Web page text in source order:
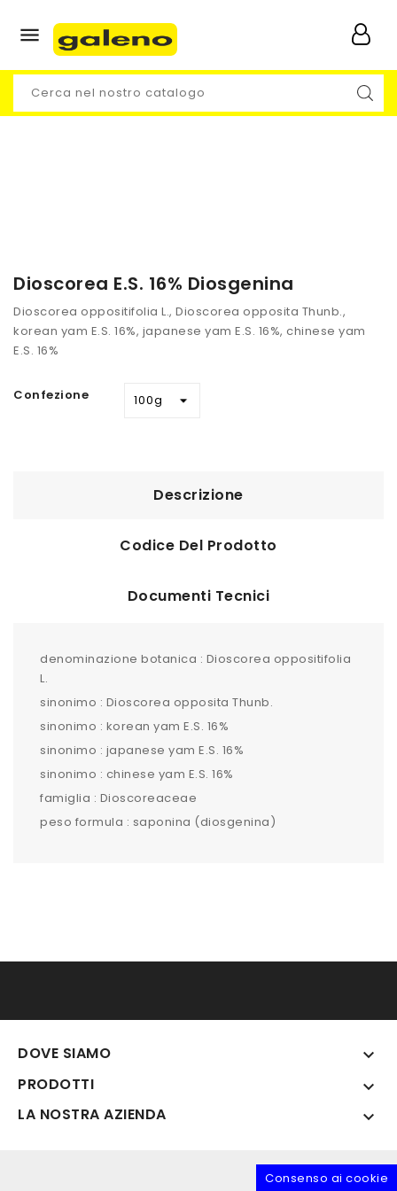

Dioscorea E.S. 16% Diosgenina
Dioscorea oppositifolia L., Dioscorea opposita Thunb.,
korean yam E.S. 16%, japanese yam E.S. 16%, chinese yam
E.S. 16%
Confezione
Descrizione
Codice Del Prodotto
Documenti Tecnici
denominazione botanica : Dioscorea oppositifolia
L.
sinonimo : Dioscorea opposita Thunb.
sinonimo : korean yam E.S. 16%
sinonimo : japanese yam E.S. 16%
sinonimo : chinese yam E.S. 16%
famiglia : Dioscoreaceae
peso formula : saponina (diosgenina)
DOVE SIAMO 
PRODOTTI 
LA NOSTRA AZIENDA 
Consenso ai cookie